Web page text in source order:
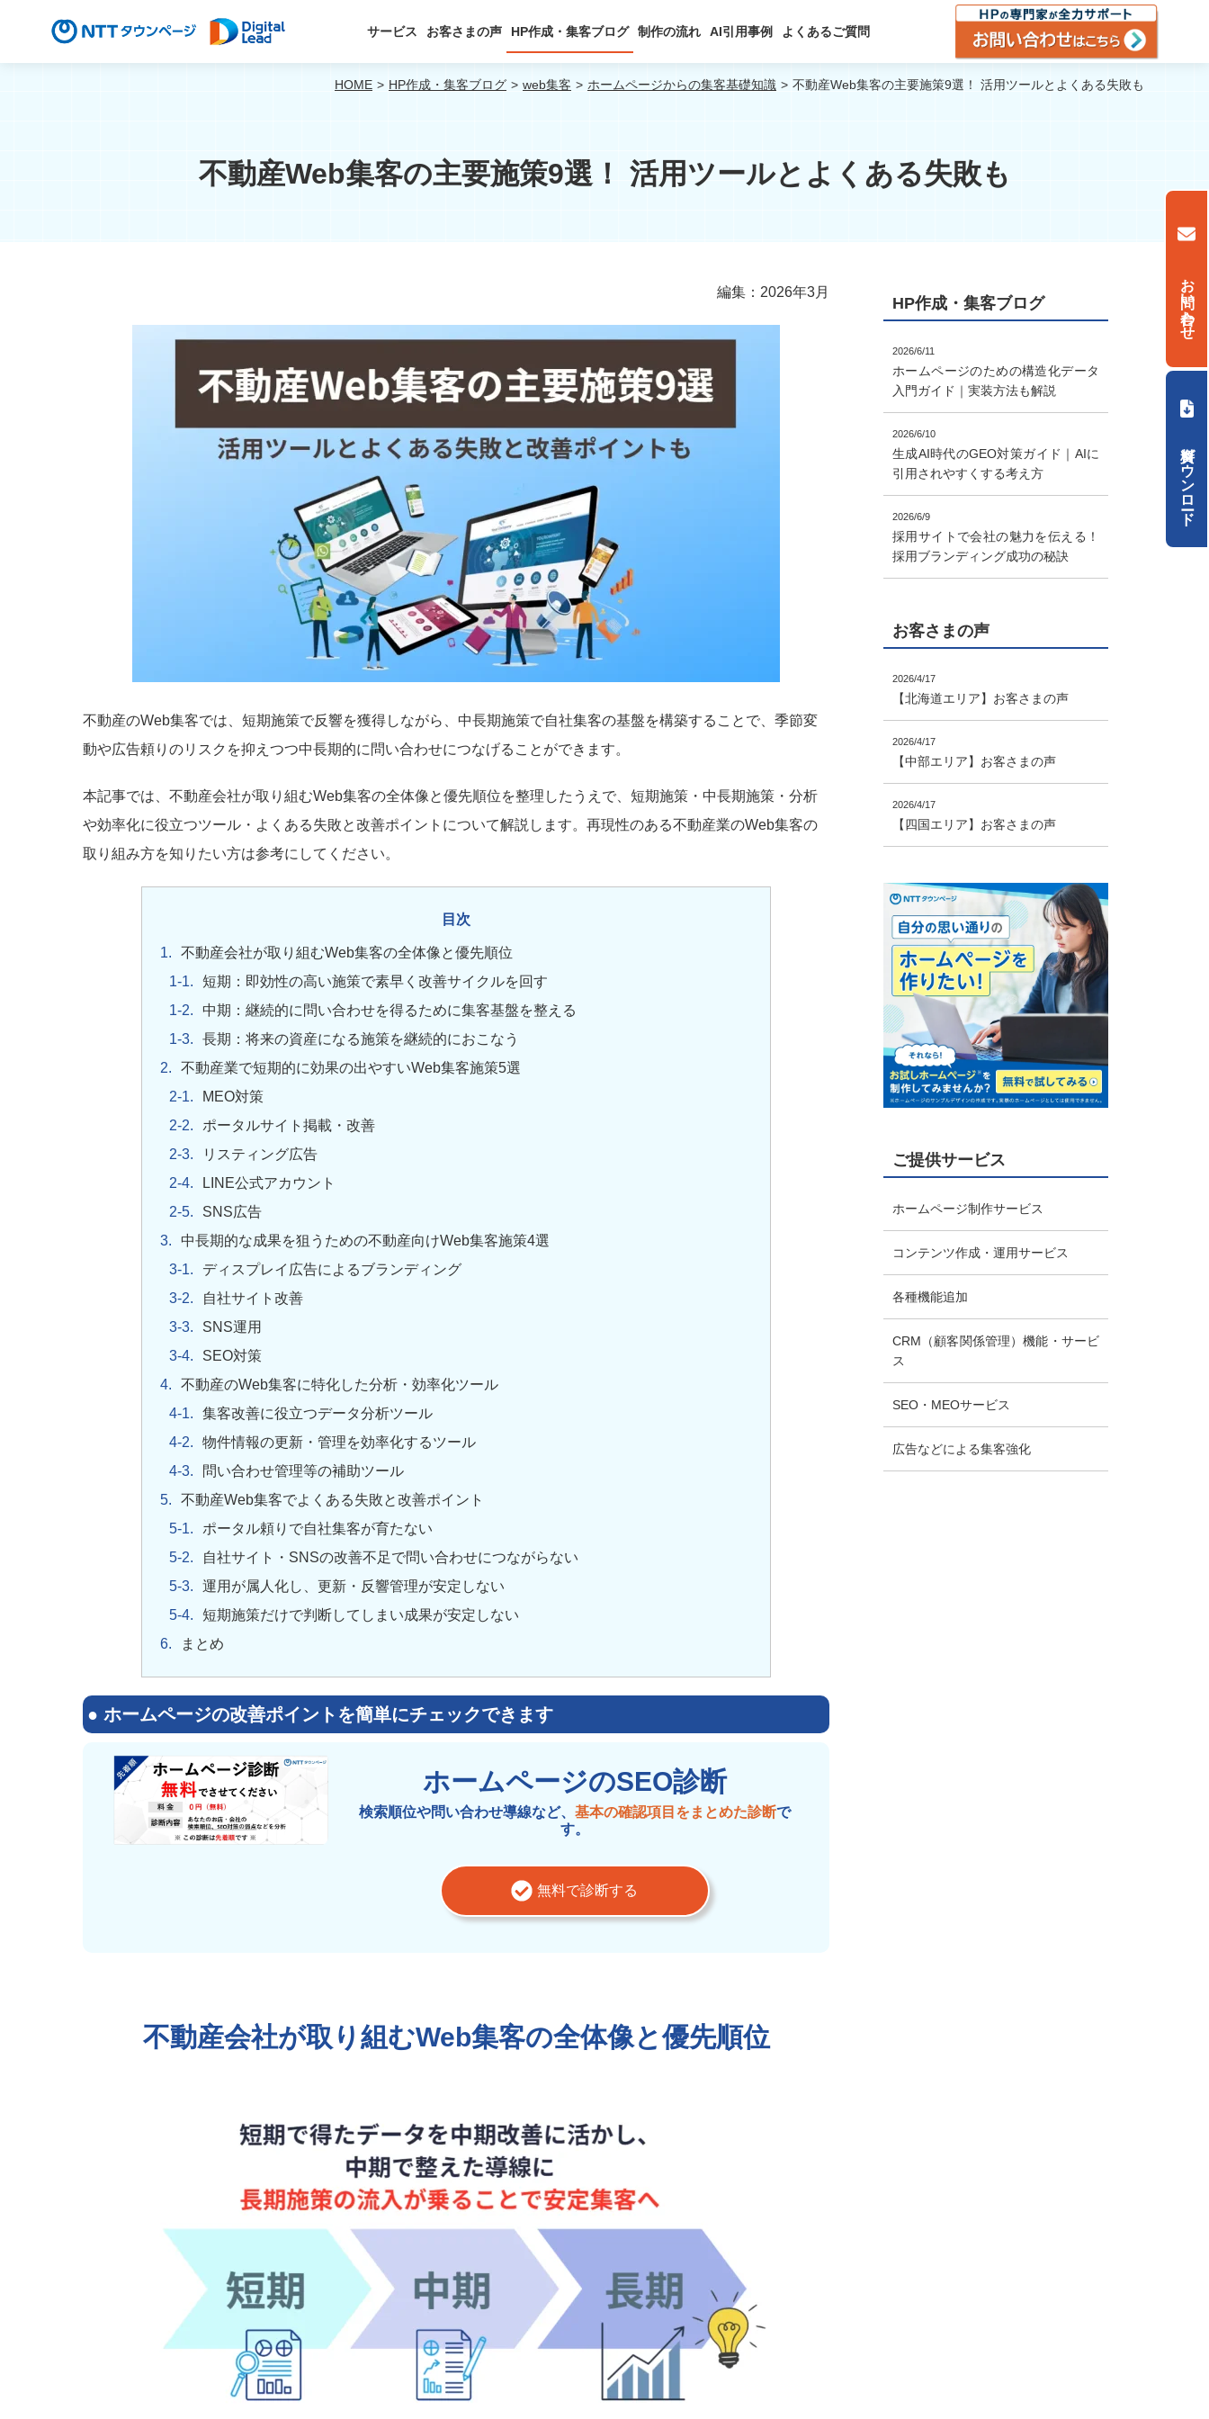
サービス お客さまの声 HP作成・集客ブログ 制作の流れ AI引用事例 よくあるご質問
お問い合わせ
資料ダウンロード
HOME HP作成・集客ブログ web集客 ホームページからの集客基礎知識 不動産Web集客の主要施策9選！ 活用ツールとよくある失敗も
不動産Web集客の主要施策9選！ 活用ツールとよくある失敗も
編集：2026年3月
不動産のWeb集客では、短期施策で反響を獲得しながら、中長期施策で自社集客の基盤を構築することで、季節変
動や広告頼りのリスクを抑えつつ中長期的に問い合わせにつなげることができます。
本記事では、不動産会社が取り組むWeb集客の全体像と優先順位を整理したうえで、短期施策・中長期施策・分析
や効率化に役立つツール・よくある失敗と改善ポイントについて解説します。再現性のある不動産業のWeb集客の
取り組み方を知りたい方は参考にしてください。
目次
不動産会社が取り組むWeb集客の全体像と優先順位
短期：即効性の高い施策で素早く改善サイクルを回す
中期：継続的に問い合わせを得るために集客基盤を整える
長期：将来の資産になる施策を継続的におこなう
不動産業で短期的に効果の出やすいWeb集客施策5選
MEO対策
ポータルサイト掲載・改善
リスティング広告
LINE公式アカウント
SNS広告
中長期的な成果を狙うための不動産向けWeb集客施策4選
ディスプレイ広告によるブランディング
自社サイト改善
SNS運用
SEO対策
不動産のWeb集客に特化した分析・効率化ツール
集客改善に役立つデータ分析ツール
物件情報の更新・管理を効率化するツール
問い合わせ管理等の補助ツール
不動産Web集客でよくある失敗と改善ポイント
ポータル頼りで自社集客が育たない
自社サイト・SNSの改善不足で問い合わせにつながらない
運用が属人化し、更新・反響管理が安定しない
短期施策だけで判断してしまい成果が安定しない
まとめ
● ホームページの改善ポイントを簡単にチェックできます
ホームページのSEO診断
検索順位や問い合わせ導線など、 基本の確認項目をまとめた診断で
す。
無料で診断する
不動産会社が取り組むWeb集客の全体像と優先順位
HP作成・集客ブログ
2026/6/11
ホームページのための構造化データ
入門ガイド｜実装方法も解説
2026/6/10
生成AI時代のGEO対策ガイド｜AIに
引用されやすくする考え方
2026/6/9
採用サイトで会社の魅力を伝える！
採用ブランディング成功の秘訣
お客さまの声
2026/4/17
【北海道エリア】お客さまの声
2026/4/17
【中部エリア】お客さまの声
2026/4/17
【四国エリア】お客さまの声
ご提供サービス
ホームページ制作サービス
コンテンツ作成・運用サービス
各種機能追加
CRM（顧客関係管理）機能・サービ
ス
SEO・MEOサービス
広告などによる集客強化